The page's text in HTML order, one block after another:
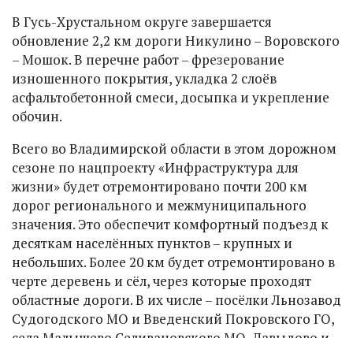
В Гусь-Хрустальном округе завершается
обновление 2,2 км дороги Никулино – Воровского
– Мошок. В перечне работ – фрезерование
изношенного покрытия, укладка 2 слоёв
асфальтобетонной смеси, досыпка и укрепление
обочин.
Всего во Владимирской области в этом дорожном
сезоне по нацпроекту «Инфраструктура для
жизни» будет отремонтировано почти 200 км
дорог регионального и межмуниципального
значения. Это обеспечит комфортный подъезд к
десяткам населённых пунктов – крупных и
небольших. Более 20 км будет отремонтировано в
черте деревень и сёл, через которые проходят
областные дороги. В их числе – посёлки Льнозавод
Судогодского МО и Введенский Покровского ГО,